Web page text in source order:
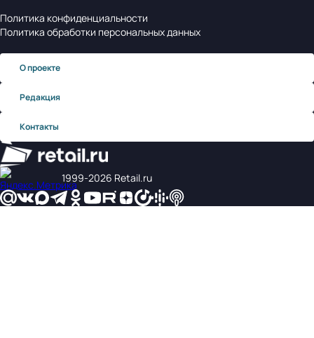
Политика конфиденциальности
Политика обработки персональных данных
О проекте
Редакция
Контакты
1999‑2026 Retail.ru